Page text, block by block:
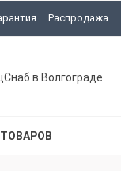
Распродажа